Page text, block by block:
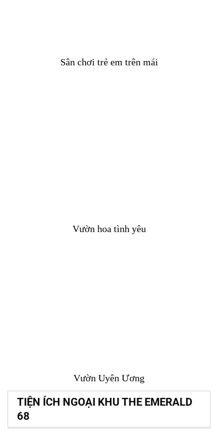
Sân chơi trẻ em trên mái
Vườn hoa tình yêu
Vườn Uyên Ương
TIỆN ÍCH NGOẠI KHU THE EMERALD
68